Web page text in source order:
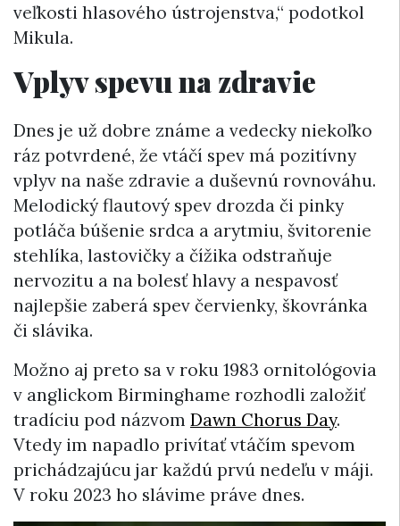
veľkosti hlasového ústrojenstva,“ podotkol
Mikula.
Vplyv spevu na zdravie
Dnes je už dobre známe a vedecky niekoľko
ráz potvrdené, že vtáčí spev má pozitívny
vplyv na naše zdravie a duševnú rovnováhu.
Melodický flautový spev drozda či pinky
potláča búšenie srdca a arytmiu, švitorenie
stehlíka, lastovičky a čížika odstraňuje
nervozitu a na bolesť hlavy a nespavosť
najlepšie zaberá spev červienky, škovránka
či slávika.
Možno aj preto sa v roku 1983 ornitológovia
v anglickom Birminghame rozhodli založiť
tradíciu pod názvom Dawn Chorus Day.
Vtedy im napadlo privítať vtáčím spevom
prichádzajúcu jar každú prvú nedeľu v máji.
V roku 2023 ho slávime práve dnes.